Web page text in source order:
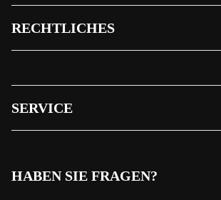
RECHTLICHES
SERVICE
HABEN SIE FRAGEN?